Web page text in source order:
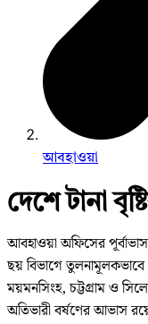
আবহাওয়া
দেশে টানা
আবহাওয়া অফিসের
ছয় বিভাগে তুলনামূলকভাবে
ময়মনসিংহ, চট্টগ্রাম ও
অতিভারী বর্ষণের আভাস